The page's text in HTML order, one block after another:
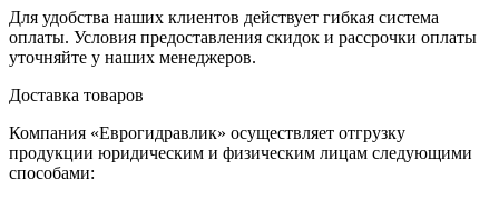
Для удобства наших клиентов действует гибкая система
оплаты. Условия предоставления скидок и рассрочки оплаты
уточняйте у наших менеджеров.
Доставка товаров
Компания «Еврогидравлик» осуществляет отгрузку
продукции юридическим и физическим лицам следующими
способами: